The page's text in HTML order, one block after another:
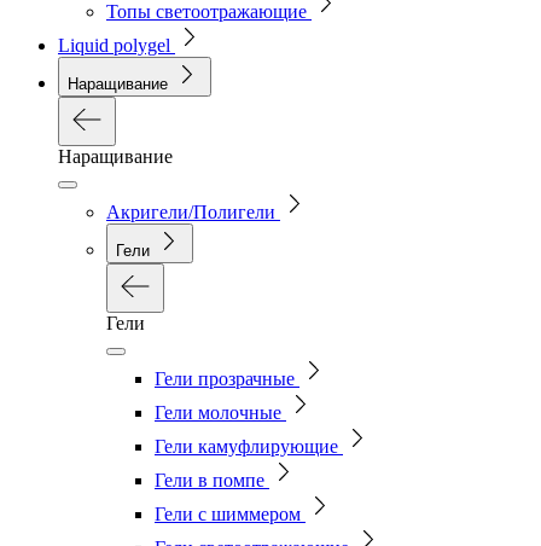
Топы светоотражающие
Liquid polygel
Наращивание
Наращивание
Акригели/Полигели
Гели
Гели
Гели прозрачные
Гели молочные
Гели камуфлирующие
Гели в помпе
Гели с шиммером